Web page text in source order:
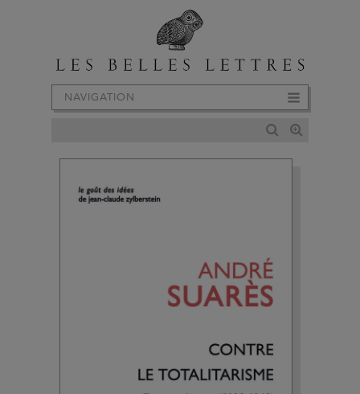
NAVIGATION